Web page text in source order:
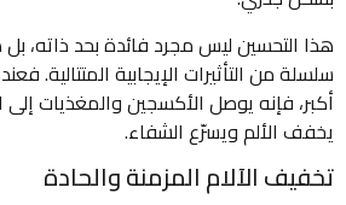
هذا التحسين ليس مجرد فائدة بحد ذاته،
سلسلة من التأثيرات الإيجابية المتتالية.
أكبر، فإنه يوصل الأكسجين والمغذيات إلى
يخفف الألم ويسرّع الشفاء.
تخفيف الآلام المزمنة والحادة